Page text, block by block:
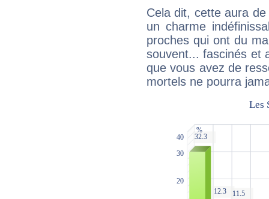
Cela dit, cette aura
un charme
proches qui ont du
souvent... fascinés et
que vous avez de
mortels ne pourra